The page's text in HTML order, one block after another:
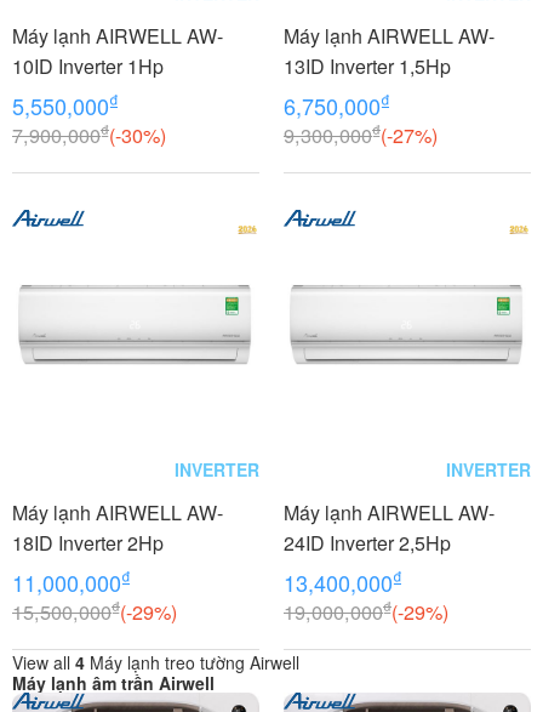
Máy lạnh AIRWELL AW-
10ID Inverter 1Hp
5,550,000₫
7,900,000₫(-30%)
Máy lạnh AIRWELL AW-
13ID Inverter 1,5Hp
6,750,000₫
9,300,000₫(-27%)
INVERTER
Máy lạnh AIRWELL AW-
18ID Inverter 2Hp
11,000,000₫
15,500,000₫(-29%)
INVERTER
Máy lạnh AIRWELL AW-
24ID Inverter 2,5Hp
13,400,000₫
19,000,000₫(-29%)
View all 4 Máy lạnh treo tường Airwell
Máy lạnh âm trần Airwell